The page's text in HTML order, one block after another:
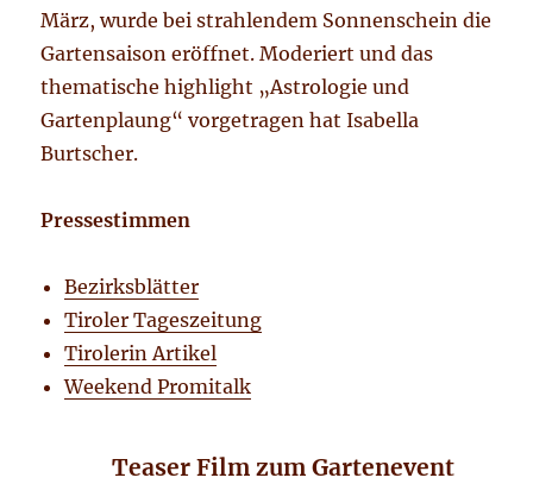
März, wurde bei strahlendem Sonnenschein die
Gartensaison eröffnet. Moderiert und das
thematische highlight „Astrologie und
Gartenplaung“ vorgetragen hat Isabella
Burtscher.
Pressestimmen
Bezirksblätter
Tiroler Tageszeitung
Tirolerin Artikel
Weekend Promitalk
Teaser Film zum Gartenevent